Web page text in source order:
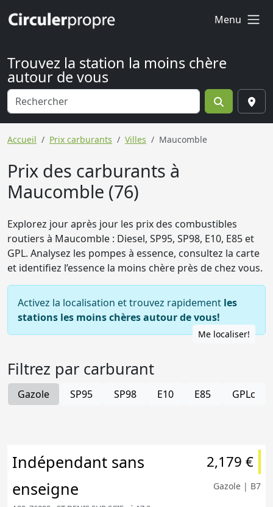
Menu
Trouvez la station la moins chère
autour de vous
Accueil Prix carburants Villes Maucomble
Prix des carburants à
Maucomble (76)
Explorez jour après jour les prix des combustibles
routiers à Maucomble : Diesel, SP95, SP98, E10, E85 et
GPL. Analysez les pompes à essence, consultez la carte
et identifiez l’essence la moins chère près de chez vous.
Activez la localisation et trouvez rapidement les
stations les moins chères autour de vous!
Me localiser!
Filtrez par carburant
Gazole SP95 SP98 E10 E85 GPLc
Indépendant sans
enseigne
2,179 €
Gazole | B7